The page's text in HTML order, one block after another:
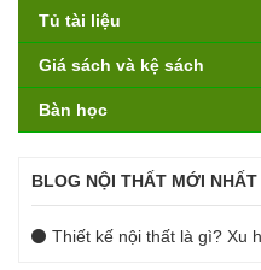
Tủ tài liệu
Giá sách và kệ sách
Bàn học
BLOG NỘI THẤT MỚI NHẤT
Thiết kế nội thất là gì? Xu